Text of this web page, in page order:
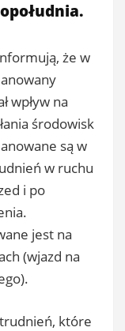
że w
wpływ na
środowisk
są w
w ruchu
i po
jest na
(wjazd na
które